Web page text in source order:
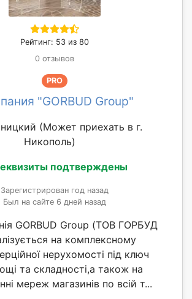
Рейтинг: 53 из 80
0 отзывов
PRO
"GORBUD Group"
(Может приехать в г.
Никополь)
подтверждены
Зарегистрирован год назад
Был на сайте 6 дней назад
GORBUD Group (ТОВ ГОРБУД
на комплексному
нерухомості під ключ
та складності,а також на
мереж магазинів по всій т...